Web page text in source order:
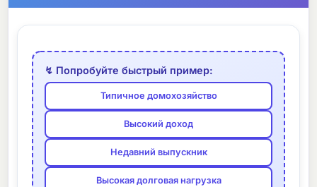
↯ Попробуйте быстрый пример:
Типичное домохозяйство
Высокий доход
Недавний выпускник
Высокая долговая нагрузка